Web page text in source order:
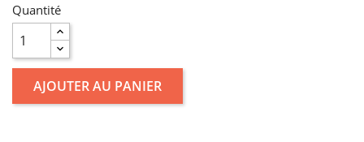
Quantité
AJOUTER AU PANIER